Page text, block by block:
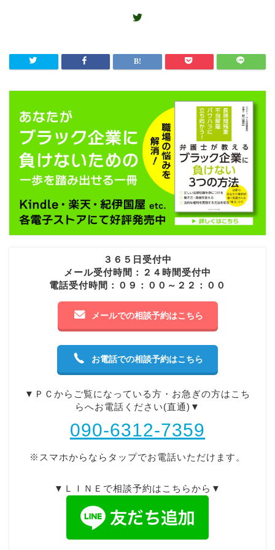
３６５日受付中
メール受付時間：２４時間受付中
電話受付時間：０９：００～２２：００
メールでの相談予約はこちら
お電話での相談予約はこちら
▼ＰＣからご覧になっている方・お急ぎの方はこち
らへお電話ください(直通)▼
090-6312-7359
※スマホからならタップでお電話いただけます。
▼ＬＩＮＥで相談予約はこちらから▼